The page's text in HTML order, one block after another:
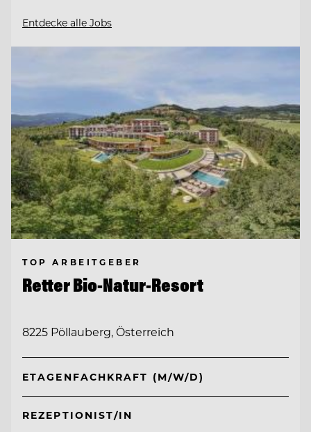
Entdecke alle Jobs
TOP ARBEITGEBER
Retter Bio-Natur-Resort
8225 Pöllauberg, Österreich
ETAGENFACHKRAFT (M/W/D)
REZEPTIONIST/IN